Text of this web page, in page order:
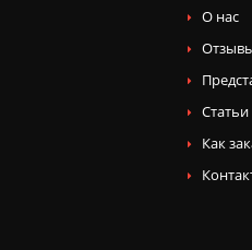
О нас
Статьи
Как